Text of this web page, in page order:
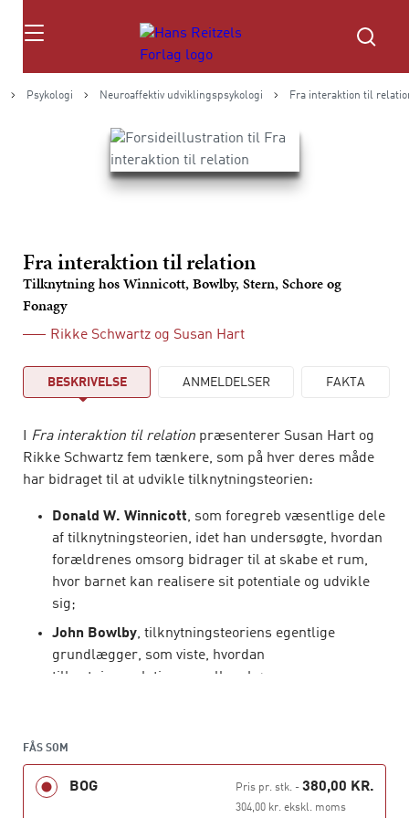
Søg
Psykologi Neuroaffektiv udviklingspsykologi Fra interaktion til
Fra interaktion til relation
Tilknytning hos Winnicott, Bowlby, Stern, Schore og
Fonagy
Rikke Schwartz og Susan Hart
BESKRIVELSE ANMELDELSER FAKTA
Fra interaktion til relation præsenterer Susan Hart og
Rikke Schwartz fem tænkere, som på hver deres måde
har bidraget til at udvikle tilknytningsteorien:
Donald W. Winnicott, som foregreb væsentlige dele
af tilknytningsteorien, idet han undersøgte, hvordan
forældrenes omsorg bidrager til at skabe et rum,
hvor barnet kan realisere sit potentiale og udvikle
sig;
John Bowlby, tilknytningsteoriens egentlige
grundlægger, som viste, hvordan
tilknytningsrelationer mellem børn og
Daniel N. Stern
tidlige interaktion mellem spædbørn og mødre;
FÅS SOM
BOG Pris pr. stk.- 380,00 KR.
304,00 kr. ekskl. moms